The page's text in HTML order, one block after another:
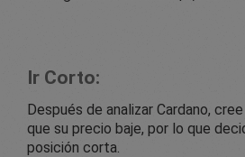
Ir Corto:
Después de analizar Cardano,
que su precio baje, por lo que
posición corta.